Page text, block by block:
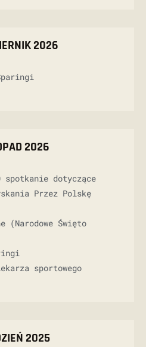
2026
2026
dotyczące
Przez Polskę
(Narodowe Święto
sportowego
2025